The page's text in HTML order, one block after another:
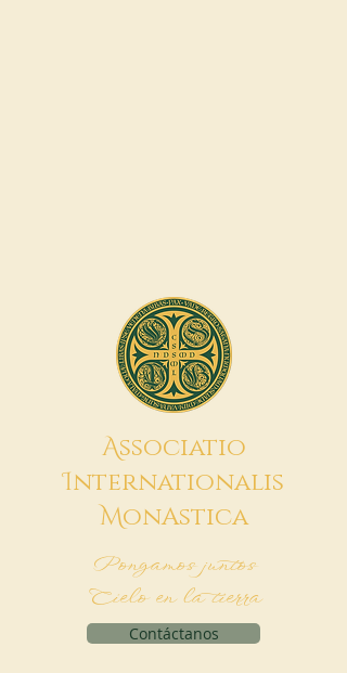
Associatio
Internationalis
MonAstica
Pongamos juntos
Cielo en la tierra
Contáctanos